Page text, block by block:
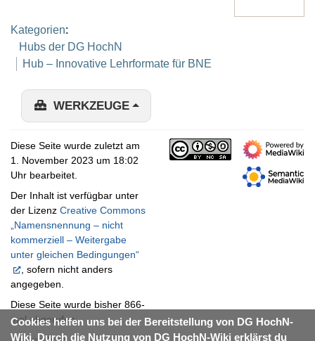
Cookies helfen uns bei der Bereitstellung von DG HochN-
Wiki. Durch die Nutzung von DG HochN-Wiki erklärst du
Kategorien:
Hubs der DG HochN
Hub – Innovative Lehrformate für BNE
WERKZEUGE
Diese Seite wurde zuletzt am
1. November 2023 um 18:02
Uhr bearbeitet.
Der Inhalt ist verfügbar unter
der Lizenz Creative Commons
„Namensnennung – nicht
kommerziell – Weitergabe
unter gleichen Bedingungen“
, sofern nicht anders
angegeben.
Diese Seite wurde bisher 866-
mal abgerufen.